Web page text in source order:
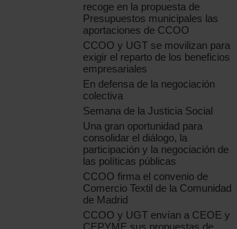
recoge en la propuesta de
Presupuestos municipales las
aportaciones de CCOO
CCOO y UGT se movilizan para
exigir el reparto de los beneficios
empresariales
En defensa de la negociación
colectiva
Semana de la Justicia Social
Una gran oportunidad para
consolidar el diálogo, la
participación y la negociación de
las políticas públicas
CCOO firma el convenio de
Comercio Textil de la Comunidad
de Madrid
CCOO y UGT envían a CEOE y
CEPYME sus propuestas de